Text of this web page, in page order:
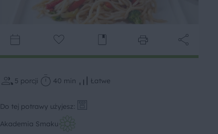
5 porcji 40 min Łatwe
Do tej potrawy użyjesz:
Akademia Smaku